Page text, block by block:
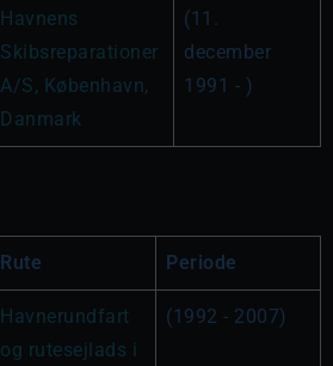
Havnens
Skibsreparationer
A/S, København,
Danmark
(11.
december
1991 - )
Rute Periode
Havnerundfart
og rutesejlads i
(1992 - 2007)